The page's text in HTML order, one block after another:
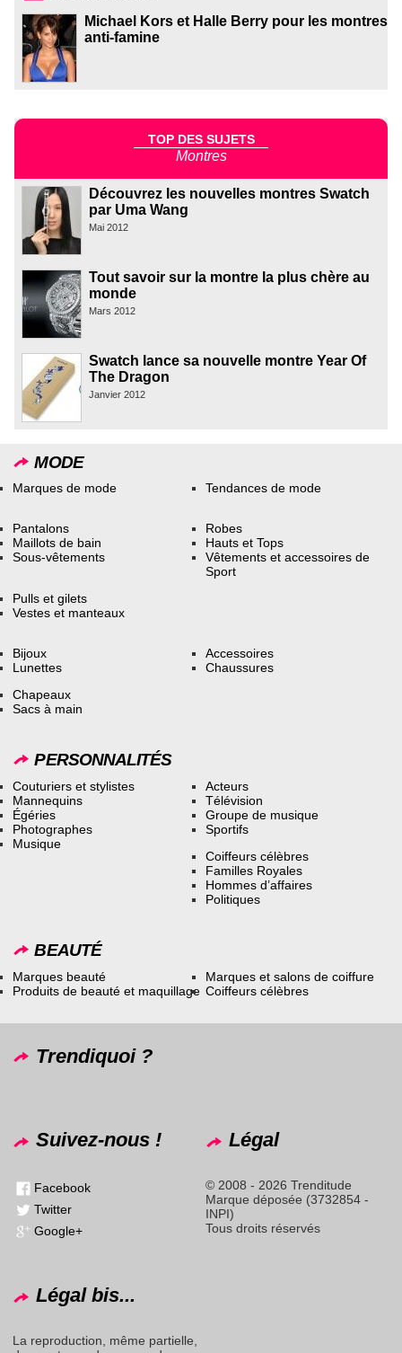
Michael Kors et Halle Berry pour les montres
anti-famine
TOP DES SUJETS
Montres
Découvrez les nouvelles montres Swatch
par Uma Wang
Mai 2012
Tout savoir sur la montre la plus chère au
monde
Mars 2012
Swatch lance sa nouvelle montre Year Of
The Dragon
Janvier 2012
MODE
Marques de mode Tendances de mode
Pantalons
Maillots de bain
Sous-vêtements
Robes
Hauts et Tops
Vêtements et accessoires de
Sport
Pulls et gilets
Vestes et manteaux
Bijoux
Lunettes
Accessoires
Chaussures
Chapeaux
Sacs à main
PERSONNALITÉS
Couturiers et stylistes
Mannequins
Égéries
Photographes
Musique
Acteurs
Télévision
Groupe de musique
Sportifs
Coiffeurs célèbres
Familles Royales
Hommes d’affaires
Politiques
BEAUTÉ
Marques beauté
Produits de beauté et maquillage
Marques et salons de coiffure
Coiffeurs célèbres
Trendiquoi ?
Suivez-nous !
Facebook
Twitter
Google+
Légal
© 2008 - 2026 Trenditude
Marque déposée (3732854 -
INPI)
Tous droits réservés
Légal bis...
La reproduction, même partielle,